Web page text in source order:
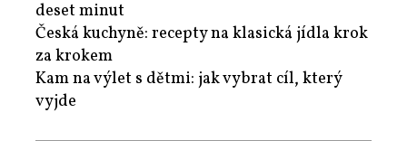
deset minut
Česká kuchyně: recepty na klasická jídla krok
za krokem
Kam na výlet s dětmi: jak vybrat cíl, který
vyjde